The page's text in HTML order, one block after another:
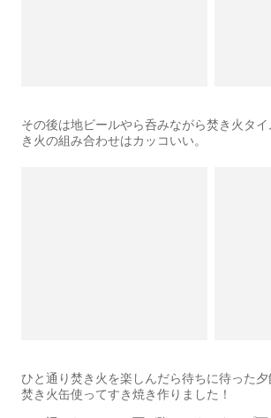
その後は地ビールやら呑みながら焚き火タ
き火の組み合わせはカッコいい。
ひと通り焚き火を楽しんだら待ちに待った夕
焚き火缶使ってすき焼き作りました！